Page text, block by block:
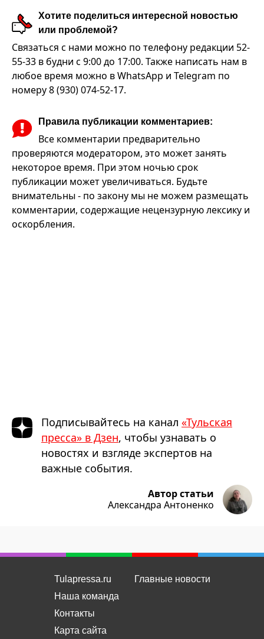
Хотите поделиться интересной новостью
или проблемой?
Связаться с нами можно по телефону редакции 52-
55-33 в будни с 9:00 до 17:00. Также написать нам в
любое время можно в WhatsApp и Telegram по
номеру 8 (930) 074-52-17.
Правила публикации комментариев:
Все комментарии предварительно
проверяются модератором, это может занять
некоторое время. При этом ночью срок
публикации может увеличиваться. Будьте
внимательны - по закону мы не можем размещать
комментарии, содержащие нецензурную лексику и
оскорбления.
Подписывайтесь на канал «Тульская
пресса» в Дзен, чтобы узнавать о
новостях и взгляде экспертов на
важные события.
Автор статьи
Александра Антоненко
Tulapressa.ru
Наша команда
Контакты
Карта сайта
Главные новости